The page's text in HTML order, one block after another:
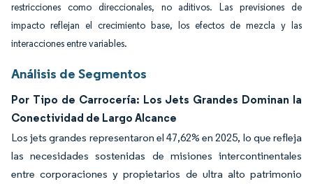
restricciones como direccionales, no aditivos. Las previsiones de
impacto reflejan el crecimiento base, los efectos de mezcla y las
interacciones entre variables.
Análisis de Segmentos
Por Tipo de Carrocería: Los Jets Grandes Dominan la
Conectividad de Largo Alcance
Los jets grandes representaron el 47,62% en 2025, lo que refleja
las necesidades sostenidas de misiones intercontinentales
entre corporaciones y propietarios de ultra alto patrimonio